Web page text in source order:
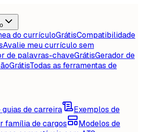
do currículoGrátisCompatibilidade
Avalie meu currículo sem
de palavras-chaveGrátisGerador de
GrátisTodas as ferramentas de
guias de carreira
Exemplos de
família de cargos
Modelos de